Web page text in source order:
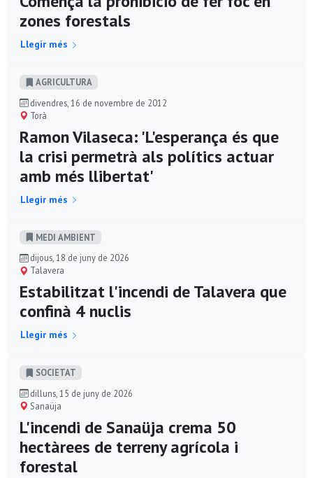
zones forestals
Llegir més
AGRICULTURA
divendres, 16 de novembre de 2012
Torà
Ramon Vilaseca: 'L'esperança és que
la crisi permetrà als polítics actuar
amb més llibertat'
Llegir més
MEDI AMBIENT
dijous, 18 de juny de 2026
Talavera
Estabilitzat l'incendi de Talavera que
confinà 4 nuclis
Llegir més
SOCIETAT
dilluns, 15 de juny de 2026
Sanaüja
L'incendi de Sanaüja crema 50
hectàrees de terreny agrícola i
forestal